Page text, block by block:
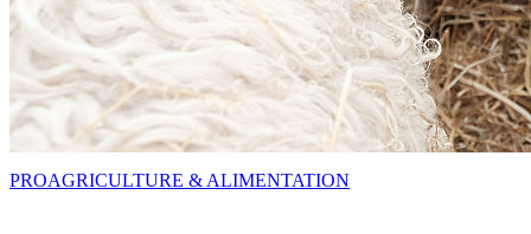
PROAGRICULTURE & ALIMENTATION